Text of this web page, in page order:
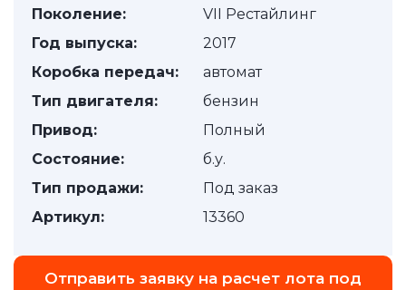
Поколение:
VII Рестайлинг
Год выпуска:
2017
Коробка передач:
автомат
Тип двигателя:
бензин
Привод:
Полный
Состояние:
б.у.
Тип продажи:
Под заказ
Артикул:
13360
Отправить заявку на расчет лота под